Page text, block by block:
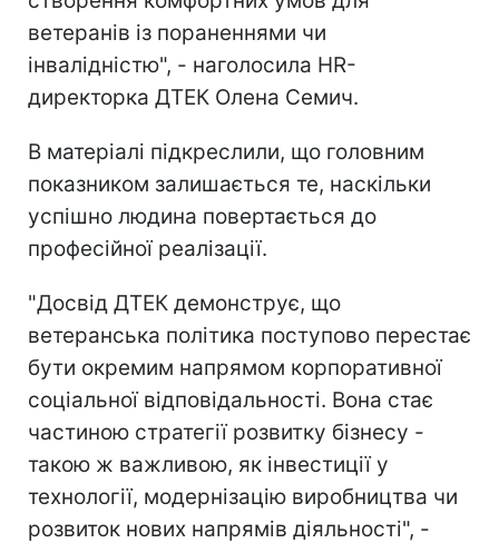
ветеранів із пораненнями чи
інвалідністю", - наголосила HR-
директорка ДТЕК Олена Семич.
В матеріалі підкреслили, що головним
показником залишається те, наскільки
успішно людина повертається до
професійної реалізації.
"Досвід ДТЕК демонструє, що
ветеранська політика поступово перестає
бути окремим напрямом корпоративної
соціальної відповідальності. Вона стає
частиною стратегії розвитку бізнесу -
такою ж важливою, як інвестиції у
технології, модернізацію виробництва чи
розвиток нових напрямів діяльності", -